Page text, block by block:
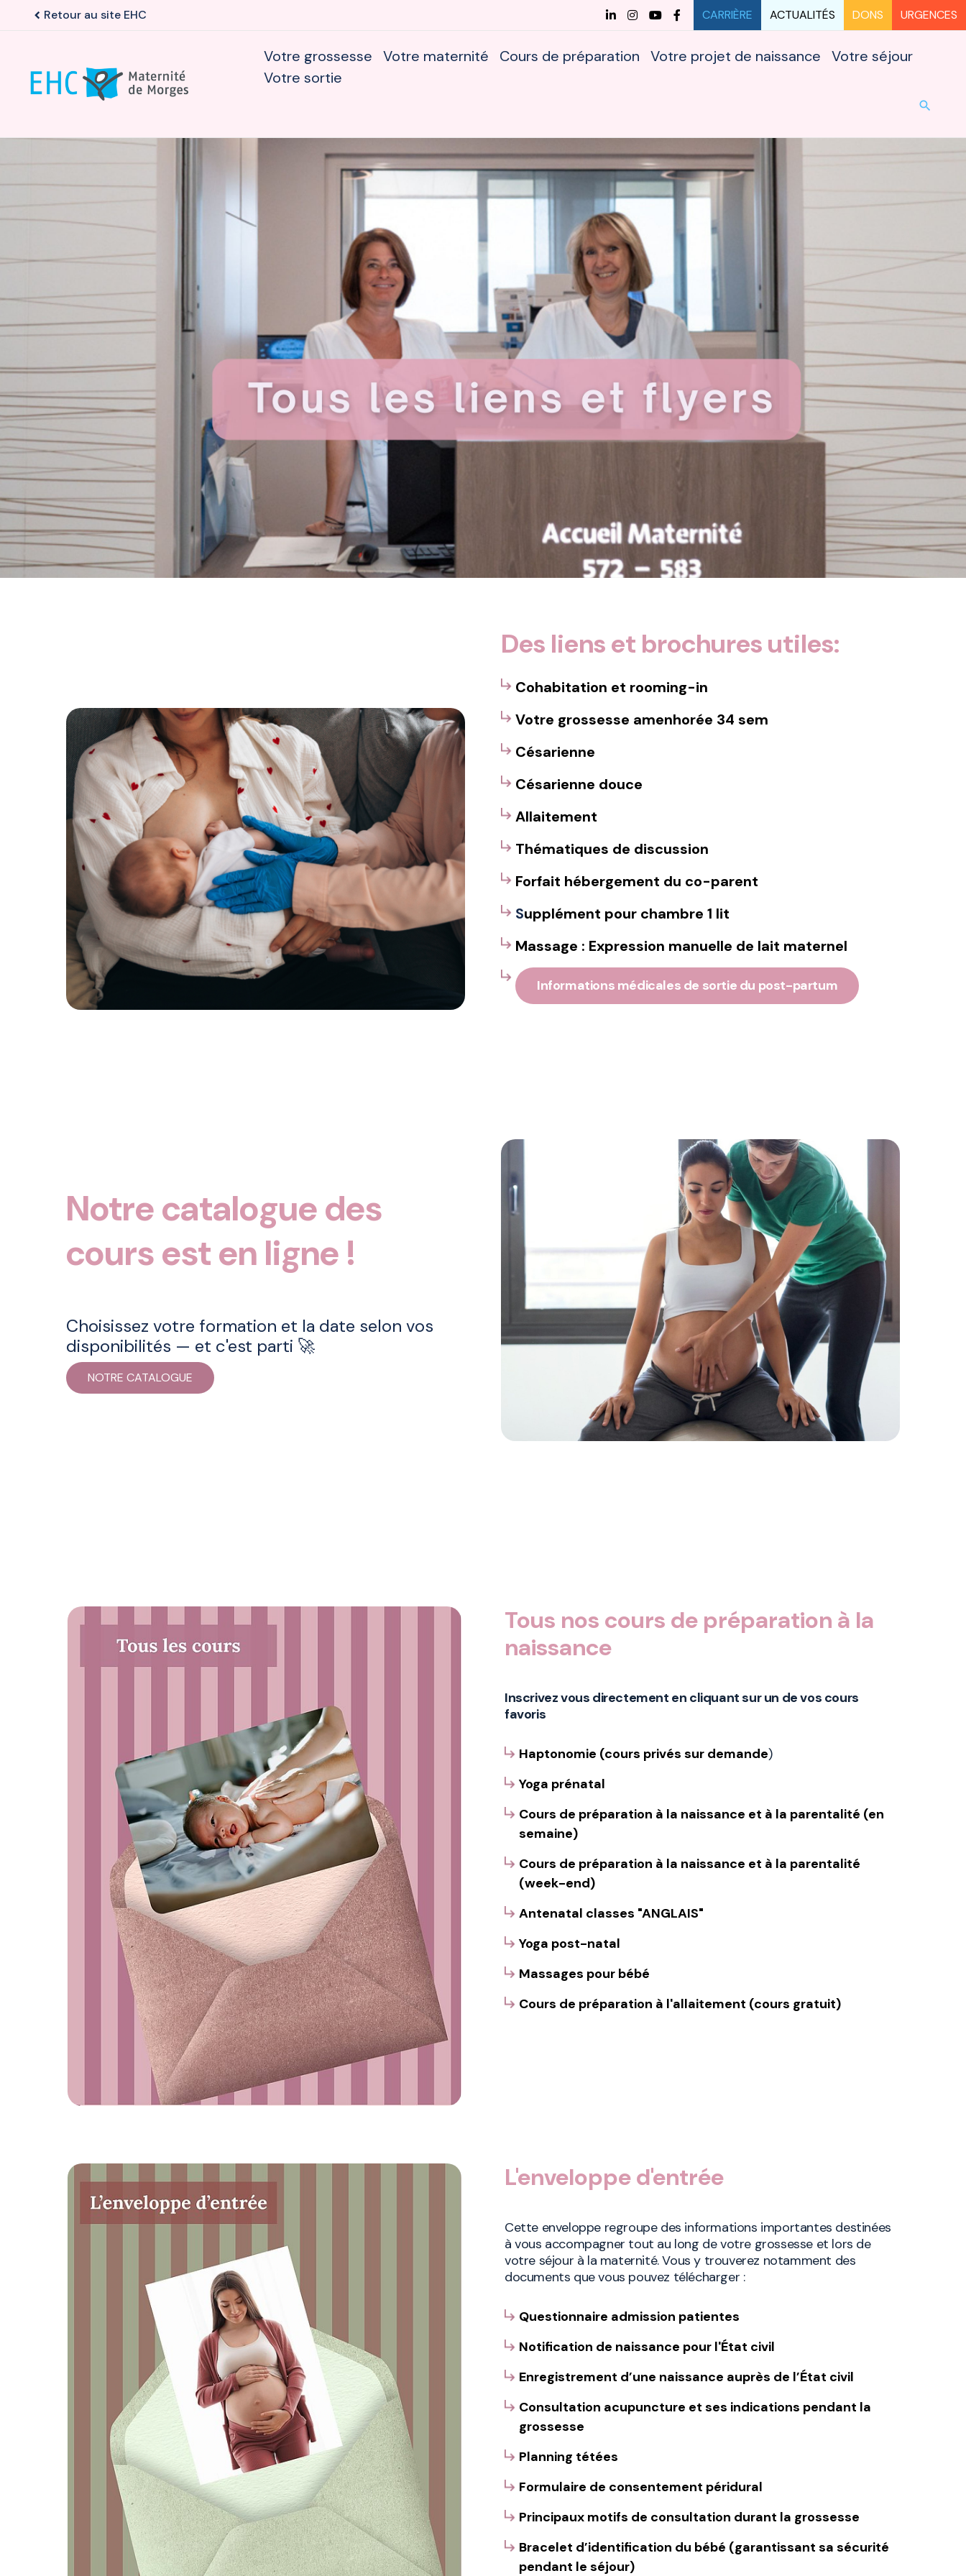
chevron_left Retour au site EHC CARRIÈRE ACTUALITÉS DONS URGENCES
Votre grossesse Votre maternité Cours de préparation Votre projet de naissance
Votre séjour
Votre sortie
search
Des liens et brochures utiles:
Cohabitation et rooming-in
Votre grossesse amenhorée 34 sem
Césarienne
Césarienne douce
Allaitement
Thématiques de discussion
Forfait hébergement du co-parent
Supplément pour chambre 1 lit
Massage : Expression manuelle de lait maternel
Informations médicales de sortie du post-partum
Notre catalogue des
cours est en ligne !
Choisissez votre formation et la date selon vos
disponibilités — et c'est parti 🚀
NOTRE CATALOGUE
Tous nos cours de préparation à la
naissance
Inscrivez vous directement en cliquant sur un de vos cours
favoris
Haptonomie (cours privés sur demande)
Yoga prénatal
Cours de préparation à la naissance et à la parentalité (en
semaine)
Cours de préparation à la naissance et à la parentalité
(week-end)
Antenatal classes "ANGLAIS"
Yoga post-natal
Massages pour bébé
Cours de préparation à l'allaitement (cours gratuit)
L'enveloppe d'entrée
Cette enveloppe regroupe des informations importantes destinées
à vous accompagner tout au long de votre grossesse et lors de
votre séjour à la maternité. Vous y trouverez notamment des
documents que vous pouvez télécharger :
Questionnaire admission patientes
Notification de naissance pour l'État civil
Enregistrement d’une naissance auprès de l’État civil
Consultation acupuncture et ses indications pendant la
grossesse
Planning tétées
Formulaire de consentement péridural
Principaux motifs de consultation durant la grossesse
Bracelet d’identification du bébé (garantissant sa sécurité
pendant le séjour)